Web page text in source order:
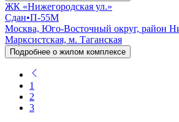
ЖК «Нижегородская ул.»
Сдан•П-55М
Москва, Юго-Восточный округ, район
Марксистская, м. Таганская
Подробнее о жилом комплексе
1
2
3